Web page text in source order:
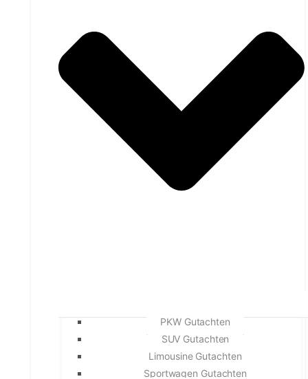
PKW Gutachten
SUV Gutachten
Limousine Gutachten
Sportwagen Gutachten